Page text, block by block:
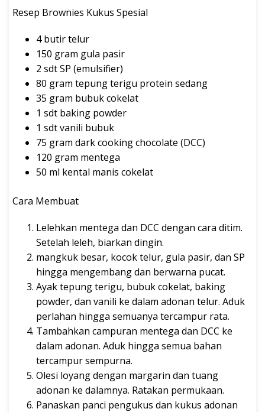
Resep Brownies Kukus Spesial
4 butir telur
150 gram gula pasir
2 sdt SP (emulsifier)
80 gram tepung terigu protein sedang
35 gram bubuk cokelat
1 sdt baking powder
1 sdt vanili bubuk
75 gram dark cooking chocolate (DCC)
120 gram mentega
50 ml kental manis cokelat
Cara Membuat
Lelehkan mentega dan DCC dengan cara ditim.
Setelah leleh, biarkan dingin.
mangkuk besar, kocok telur, gula pasir, dan SP
hingga mengembang dan berwarna pucat.
Ayak tepung terigu, bubuk cokelat, baking
powder, dan vanili ke dalam adonan telur. Aduk
perlahan hingga semuanya tercampur rata.
Tambahkan campuran mentega dan DCC ke
dalam adonan. Aduk hingga semua bahan
tercampur sempurna.
Olesi loyang dengan margarin dan tuang
adonan ke dalamnya. Ratakan permukaan.
Panaskan panci pengukus dan kukus adonan